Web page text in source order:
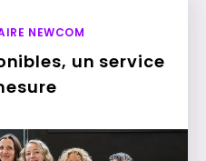
NEWCOM
un service